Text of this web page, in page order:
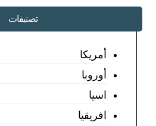
تصنيفات
أمريكا
أوروبا
اسيا
افريقيا